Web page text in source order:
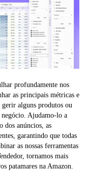
profundamente nos
as principais métricas e
gerir alguns produtos ou
negócio. Ajudamo-lo a
dos anúncios, as
garantindo que todas
as nossas ferramentas
tornamos mais
patamares na Amazon.